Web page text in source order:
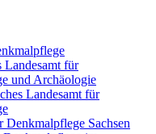
Landesamt für
und Archäologie
Landesamt für
Denkmalpflege Sachsen